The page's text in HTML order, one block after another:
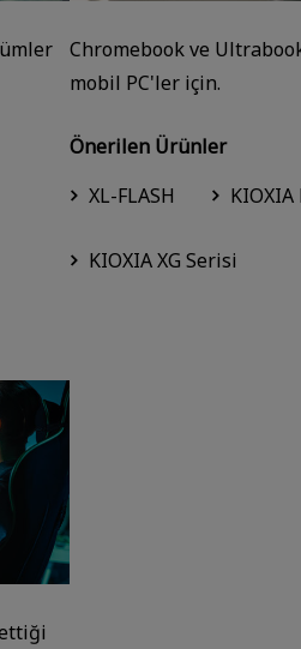
Chromebook ve
mobil PC'ler için.
Önerilen Ürünler
XL-FLASH
KIOXIA
KIOXIA XG Serisi